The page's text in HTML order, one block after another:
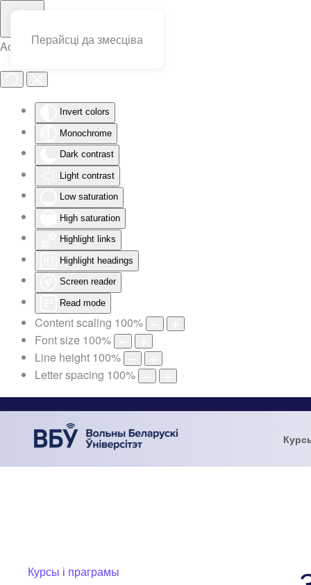
Accessibility Tools
Invert colors
Monochrome
Dark contrast
Light contrast
Low saturation
High saturation
Highlight links
Highlight headings
Screen reader
Read mode
Content scaling 100%
Font size 100%
Line height 100%
Letter spacing 100%
Перайсці да змесціва
Курсы і праграмы